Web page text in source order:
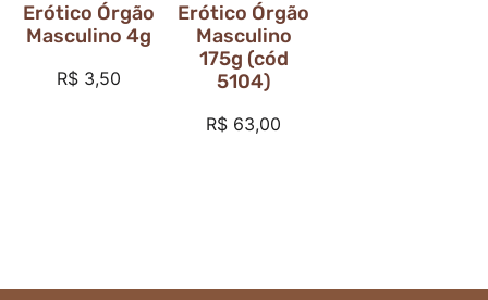
Erótico Órgão
Masculino 4g
R$3,50
Erótico Órgão
Masculino
175g (cód
5104)
R$ 63,00